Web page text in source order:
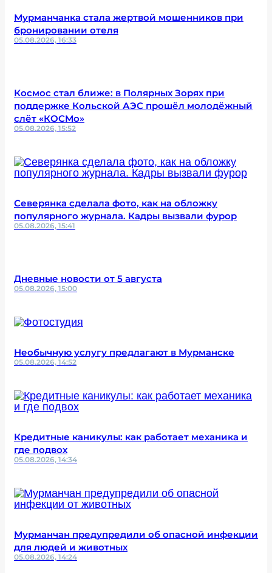
Мурманчанка стала жертвой мошенников при
бронировании отеля
05.08.2026, 16:33
Космос стал ближе: в Полярных Зорях при
поддержке Кольской АЭС прошёл молодёжный
слёт «КОСМо»
05.08.2026, 15:52
Северянка сделала фото, как на обложку
популярного журнала. Кадры вызвали фурор
05.08.2026, 15:41
Дневные новости от 5 августа
05.08.2026, 15:00
Необычную услугу предлагают в Мурманске
05.08.2026, 14:52
Кредитные каникулы: как работает механика и
где подвох
05.08.2026, 14:34
Мурманчан предупредили об опасной инфекции
для людей и животных
05.08.2026, 14:24